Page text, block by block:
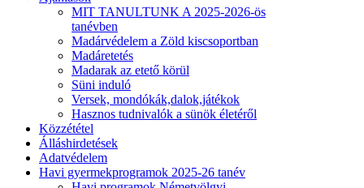
MIT TANULTUNK A 2025-2026-ös
tanévben
Madárvédelem a Zöld kiscsoportban
Madáretetés
Madarak az etető körül
Süni induló
Versek, mondókák,dalok,játékok
Hasznos tudnivalók a sünök életéről
Közzététel
Álláshirdetések
Adatvédelem
Havi gyermekprogramok 2025-26 tanév